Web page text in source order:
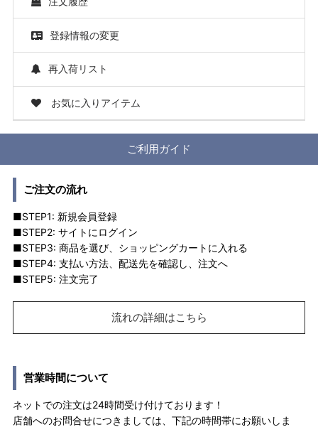
登録情報の変更
再入荷リスト
お気に入りアイテム
ご利用ガイド
ご注文の流れ
■STEP1: 新規会員登録
■STEP2: サイトにログイン
■STEP3: 商品を選び、ショッピングカートに入れる
■STEP4: 支払い方法、配送先を確認し、注文へ
■STEP5: 注文完了
流れの詳細はこちら
営業時間について
ネットでの注文は24時間受け付けております！
店舗へのお問合せにつきましては、下記の時間帯にお願いしま